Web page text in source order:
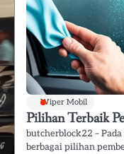
Wiper Mobil
Pilihan Terbaik
butcherblock22 –
berbagai pilihan